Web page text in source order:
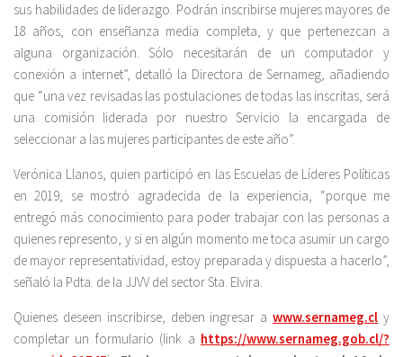
sus habilidades de liderazgo. Podrán inscribirse mujeres mayores de
18 años, con enseñanza media completa, y que pertenezcan a
alguna organización. Sólo necesitarán de un computador y
conexión a internet”, detalló la Directora de Sernameg, añadiendo
que “una vez revisadas las postulaciones de todas las inscritas, será
una comisión liderada por nuestro Servicio la encargada de
seleccionar a las mujeres participantes de este año”.
Verónica Llanos, quien participó en las Escuelas de Líderes Políticas
en 2019, se mostró agradecida de la experiencia, “porque me
entregó más conocimiento para poder trabajar con las personas a
quienes represento, y si en algún momento me toca asumir un cargo
de mayor representatividad, estoy preparada y dispuesta a hacerlo”,
señaló la Pdta. de la JJVV del sector Sta. Elvira.
Quienes deseen inscribirse, deben ingresar awww.sernameg.cl y
completar un formulario (link a https://www.sernameg.gob.cl/?